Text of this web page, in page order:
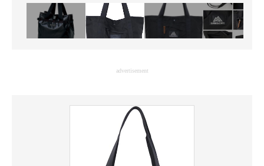
advertisement